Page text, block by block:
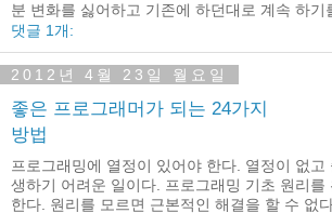
분 변화를 싫어하고 기존에 하던대로 계속 하기
댓글 1개:
2012년 4월 23일 월요일
좋은 프로그래머가 되는 24가지
방법
프로그래밍에 열정이 있어야 한다. 열정이 없고
생하기 어려운 일이다. 프로그래밍 기초 원리를
한다. 원리를 모르면 근본적인 해결을 할 수 없